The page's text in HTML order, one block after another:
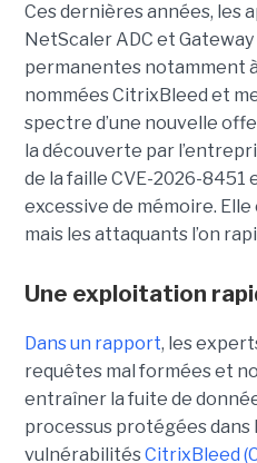
Ces dernières années, les
NetScaler ADC et
permanentes notamment
nommées CitrixBleed et
spectre d’une nouvelle
la découverte par
de la faille CVE-2026-
excessive de mémoire.
mais les attaquants l’on
Une exploitation
Dans un rapport, les
requêtes mal formées et
entraîner la fuite de
processus protégées dans
vulnérabilitésCitrixBleed